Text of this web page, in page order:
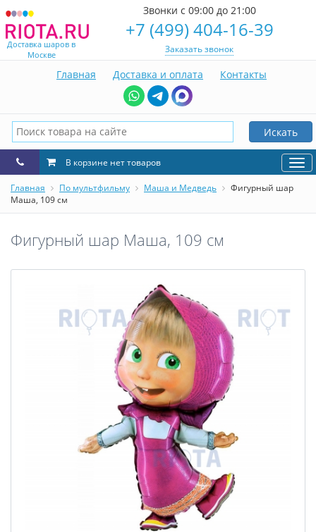
Доставка шаров в
Москве
Звонки с 09:00 до 21:00
+7 (499) 404-16-39
Заказать звонок
Главная Доставка и оплата Контакты
Искать
В корзине нет товаров
Главная По мультфильму Маша и Медведь
Фигурный шар
Маша, 109 см
Фигурный шар Маша, 109 см